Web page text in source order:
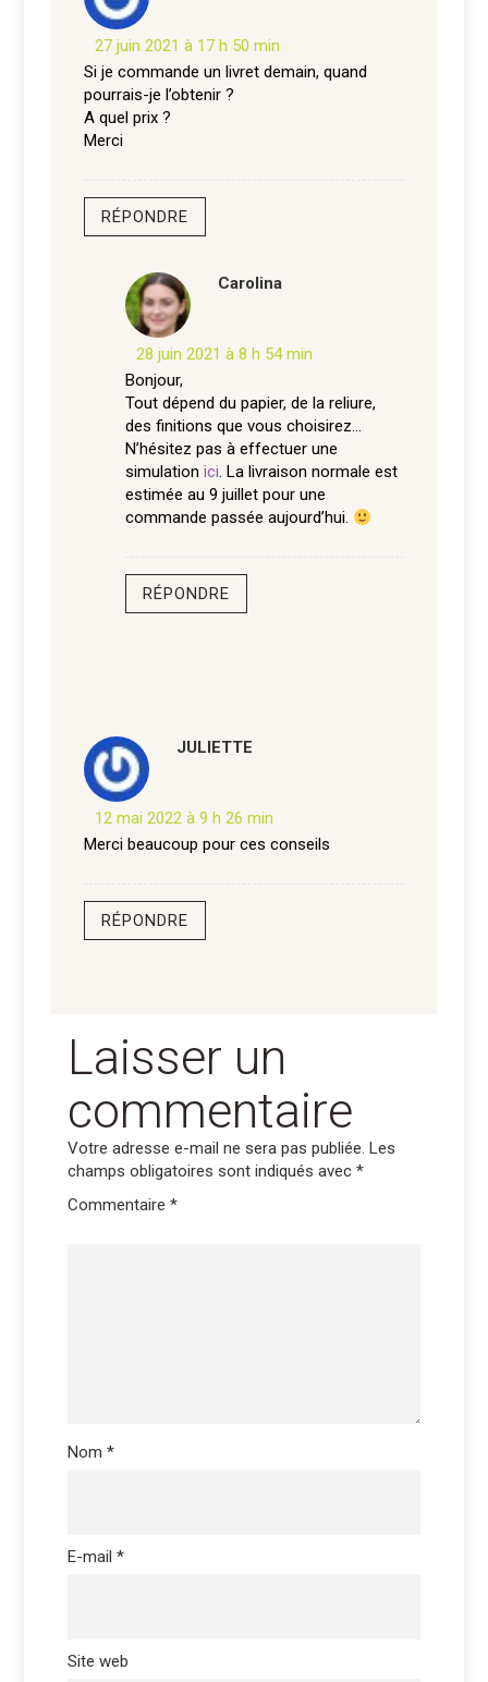
27 juin 2021 à 17 h 50 min
Si je commande un livret demain, quand
pourrais-je l’obtenir ?
A quel prix ?
Merci
RÉPONDRE
Carolina
28 juin 2021 à 8 h 54 min
Bonjour,
Tout dépend du papier, de la reliure,
des finitions que vous choisirez…
N’hésitez pas à effectuer une
simulation ici. La livraison normale est
estimée au 9 juillet pour une
commande passée aujourd’hui.
RÉPONDRE
JULIETTE
12 mai 2022 à 9 h 26 min
Merci beaucoup pour ces conseils
RÉPONDRE
Laisser un
commentaire
Votre adresse e-mail ne sera pas publiée. Les
champs obligatoires sont indiqués avec*
Commentaire*
Nom*
E-mail*
Site web